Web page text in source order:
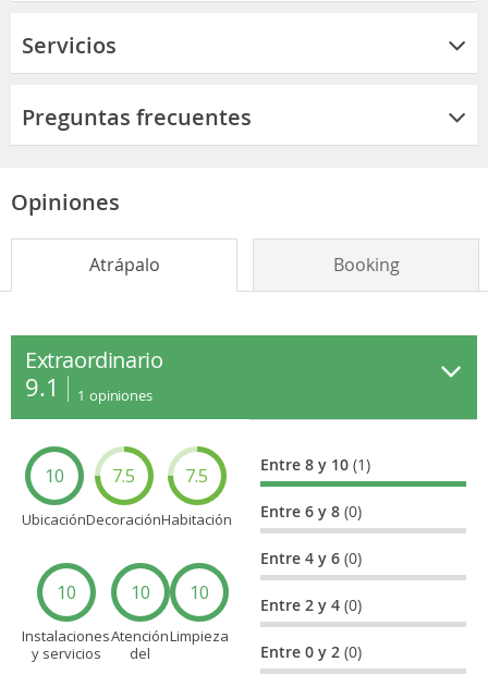
Servicios
Preguntas frecuentes
Opiniones
Atrápalo Booking
Extraordinario
9.1 1 opiniones
10
Ubicación
7.5
Decoración
7.5
Habitación
10
Instalaciones
y servicios
10
Atención
del
10
Limpieza
Entre 8 y 10(1)
Entre 6 y 8(0)
Entre 4 y 6(0)
Entre 2 y 4(0)
Entre 0 y 2(0)